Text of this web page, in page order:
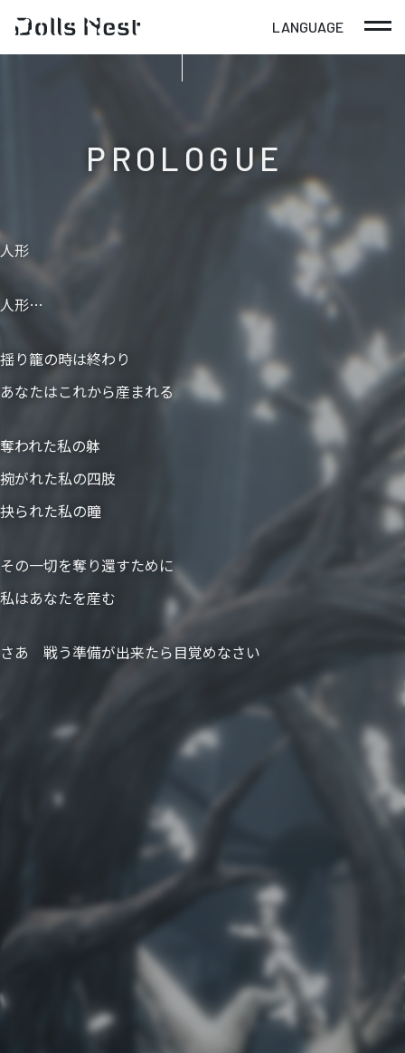
LANGUAGE
PROLOGUE
人形
人形…
揺り籠の時は終わり
あなたはこれから産まれる
奪われた私の躰
捥がれた私の四肢
抉られた私の瞳
その一切を奪り還すために
私はあなたを産む
さあ 戦う準備が出来たら目覚めなさい